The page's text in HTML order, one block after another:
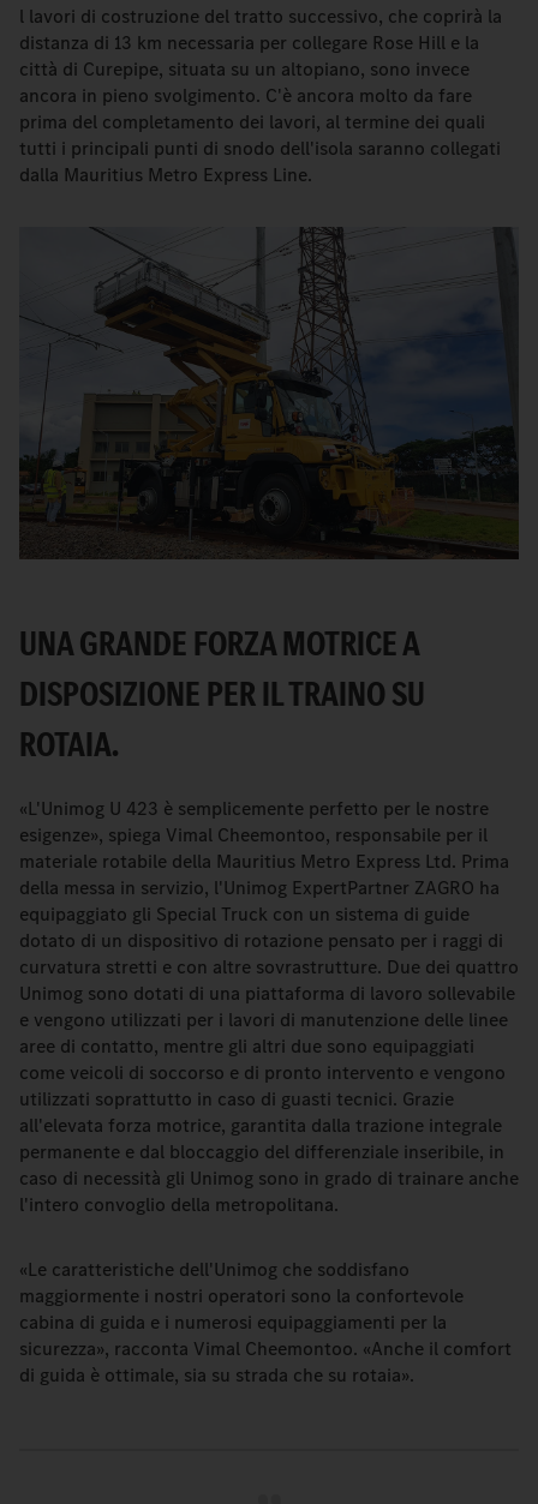
l lavori di costruzione del tratto successivo, che coprirà la
distanza di 13 km necessaria per collegare Rose Hill e la
città di Curepipe, situata su un altopiano, sono invece
ancora in pieno svolgimento. C'è ancora molto da fare
prima del completamento dei lavori, al termine dei quali
tutti i principali punti di snodo dell'isola saranno collegati
dalla Mauritius Metro Express Line.
UNA GRANDE FORZA MOTRICE A
DISPOSIZIONE PER IL TRAINO SU
ROTAIA.
«L'Unimog U 423 è semplicemente perfetto per le nostre
esigenze», spiega Vimal Cheemontoo, responsabile per il
materiale rotabile della Mauritius Metro Express Ltd. Prima
della messa in servizio, l'Unimog ExpertPartner ZAGRO ha
equipaggiato gli Special Truck con un sistema di guide
dotato di un dispositivo di rotazione pensato per i raggi di
curvatura stretti e con altre sovrastrutture. Due dei quattro
Unimog sono dotati di una piattaforma di lavoro sollevabile
e vengono utilizzati per i lavori di manutenzione delle linee
aree di contatto, mentre gli altri due sono equipaggiati
come veicoli di soccorso e di pronto intervento e vengono
utilizzati soprattutto in caso di guasti tecnici. Grazie
all'elevata forza motrice, garantita dalla trazione integrale
permanente e dal bloccaggio del differenziale inseribile, in
caso di necessità gli Unimog sono in grado di trainare anche
l'intero convoglio della metropolitana.
«Le caratteristiche dell'Unimog che soddisfano
maggiormente i nostri operatori sono la confortevole
cabina di guida e i numerosi equipaggiamenti per la
sicurezza», racconta Vimal Cheemontoo. «Anche il comfort
di guida è ottimale, sia su strada che su rotaia».